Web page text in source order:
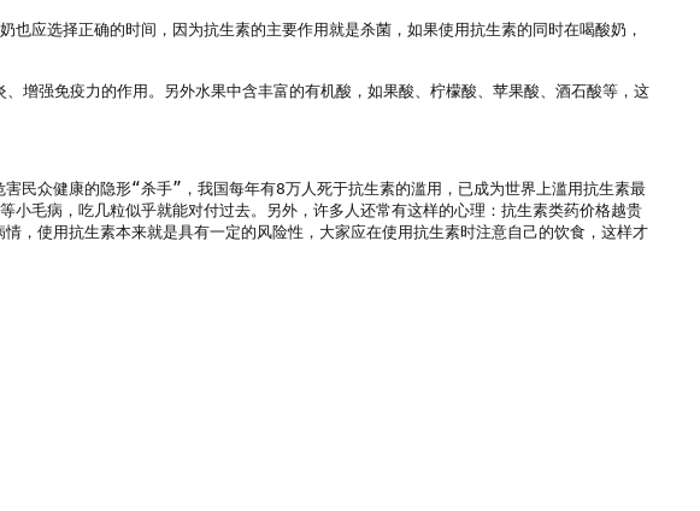
应选择正确的时间，因为抗生素的主要作用就是杀菌，如果使用抗生素的同时在喝酸奶，
强免疫力的作用。另外水果中含丰富的有机酸，如果酸、柠檬酸、苹果酸、酒石酸等，这
民众健康的隐形“杀手”，我国每年有8万人死于抗生素的滥用，已成为世界上滥用抗生素最
毛病，吃几粒似乎就能对付过去。另外，许多人还常有这样的心理：抗生素类药价格越贵
，使用抗生素本来就是具有一定的风险性，大家应在使用抗生素时注意自己的饮食，这样才